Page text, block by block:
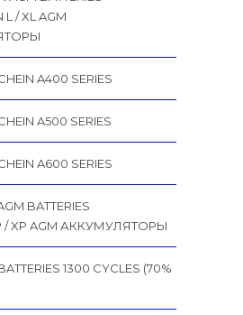
L / XL AGM
A400 SERIES
A500 SERIES
A600 SERIES
BATTERIES
P / XP AGM АККУМУЛЯТОРЫ
1300 CYCLES (70%